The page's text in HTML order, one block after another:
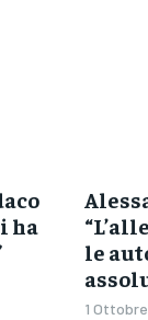
ha
le
1